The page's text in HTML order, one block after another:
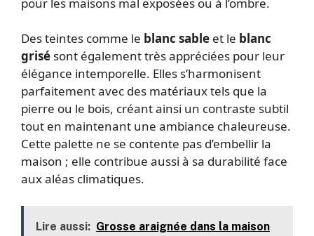
Des teintes comme le blanc sable et le blanc
grisé sont également très appréciées pour leur
élégance intemporelle. Elles s’harmonisent
parfaitement avec des matériaux tels que la
pierre ou le bois, créant ainsi un contraste subtil
tout en maintenant une ambiance chaleureuse.
Cette palette ne se contente pas d’embellir la
maison ; elle contribue aussi à sa durabilité face
aux aléas climatiques.
Lire aussi: Grosse araignée dans la maison